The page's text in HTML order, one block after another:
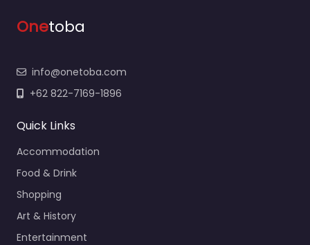
Onetoba
info@onetoba.com
+62 822-7169-1896
Quick Links
Accommodation
Food & Drink
Shopping
Art & History
Entertainment